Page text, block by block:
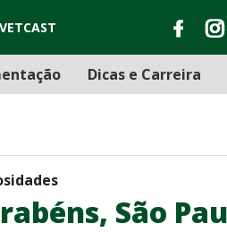
VETCAST
Dicas e Carreira
São